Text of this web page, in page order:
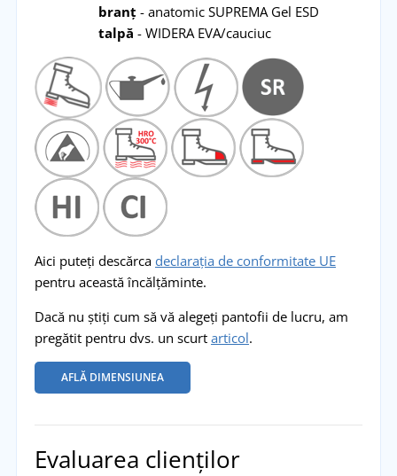
branț - anatomic SUPREMA Gel ESD
talpă - WIDERA EVA/cauciuc
Aici puteți descărca declarația de conformitate UE
pentru această încălțăminte.
Dacă nu știți cum să vă alegeți pantofii de lucru, am
pregătit pentru dvs. un scurt articol.
AFLĂ DIMENSIUNEA
Evaluarea clienților